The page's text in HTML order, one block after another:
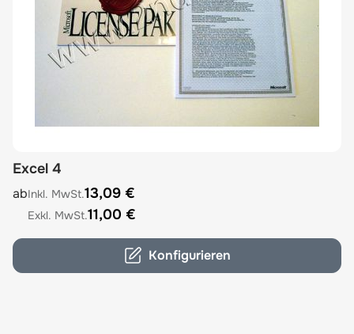
Excel 4
The price depends on the options chosen on the product
ab
13,09 €
11,00 €
Konfigurieren